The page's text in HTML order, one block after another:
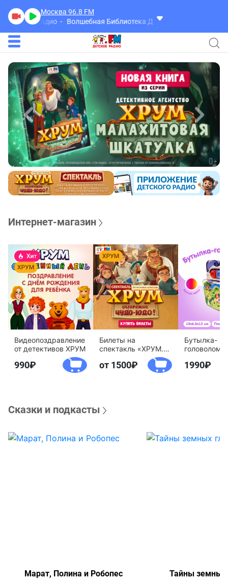
Москва 96.8 FM
Радио
Волшебная Библиотека Детского Радио
Интернет-магазин
Видеопоздравление
от детективов ХРУМ
990
Билеты на
спектакль «ХРУМ.
Осторожно, Чудо-
Юдо!»
от 1500
Бутылка-
агентство
1990
Сказки и подкасты
Марат, Полина и Робопес Тайны земных